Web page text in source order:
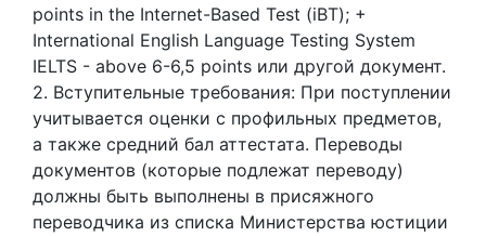
points in the Internet-Based Test (iBT); +
International English Language Testing System
IELTS - above 6-6,5 points или другой документ.
2. Вступительные требования: При поступлении
учитывается оценки с профильных предметов,
а также средний бал аттестата. Переводы
документов (которые подлежат переводу)
должны быть выполнены в присяжного
переводчика из списка Министерства юстиции